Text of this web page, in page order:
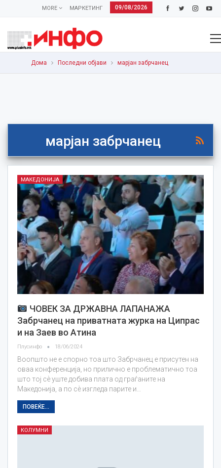
09/08/2026
МАРКЕТИНГ
MORE
Дома Последни објави марјан забрчанец
марјан забрчанец
МАКЕДОНИЈА
ЧОВЕК ЗА ДРЖАВНА ЛАПАНАЖА
Забрчанец на приватната журка на Ципрас
и на Заев во Атина
Плусинфо 18/06/2024
Воопшто не е спорно тоа што Забрчанец е присутен на
оваа конференција, но прилично е проблематично тоа
што тој сѐ уште добива плата од граѓаните на
Македонија, а по сѐ изгледа парите и…
ПОВЕЌЕ...
КОЛУМНИ